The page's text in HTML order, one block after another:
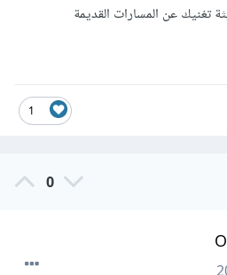
تغنيك عن المسارات القديمة
1
0